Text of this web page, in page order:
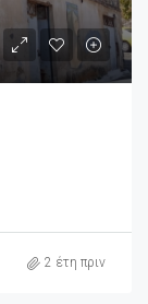
2 έτη πριν